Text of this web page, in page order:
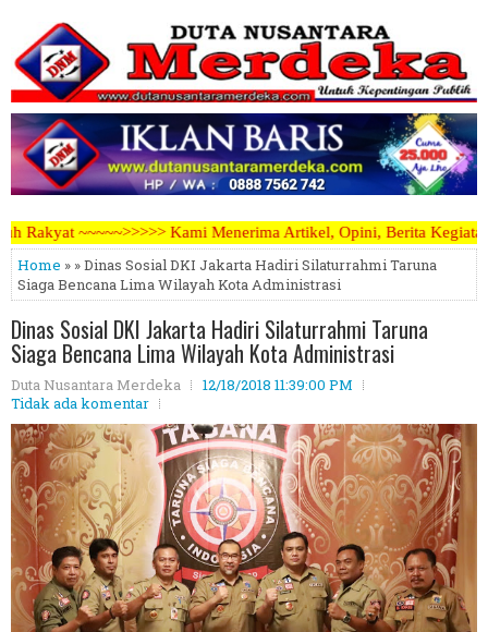
Artikel, Opini, Berita Kegiatan, Iklan Pariwara dapat
Home » » Dinas Sosial DKI Jakarta Hadiri Silaturrahmi Taruna
Siaga Bencana Lima Wilayah Kota Administrasi
Dinas Sosial DKI Jakarta Hadiri Silaturrahmi Taruna
Siaga Bencana Lima Wilayah Kota Administrasi
Duta Nusantara Merdeka
12/18/2018 11:39:00 PM
Tidak ada komentar